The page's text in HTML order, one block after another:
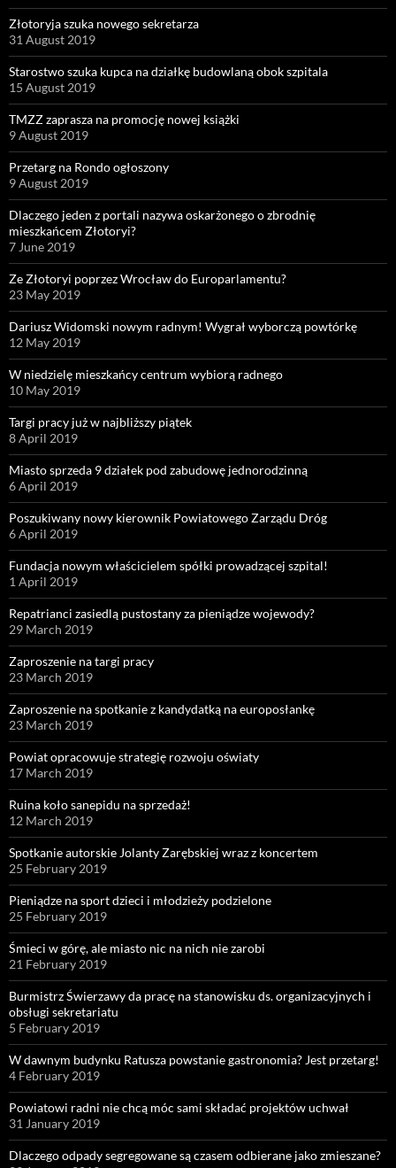
Złotoryja szuka nowego sekretarza
31 August 2019
Starostwo szuka kupca na działkę budowlaną obok szpitala
15 August 2019
TMZZ zaprasza na promocję nowej książki
9 August 2019
Przetarg na Rondo ogłoszony
9 August 2019
Dlaczego jeden z portali nazywa oskarżonego o zbrodnię
mieszkańcem Złotoryi?
7 June 2019
Ze Złotoryi poprzez Wrocław do Europarlamentu?
23 May 2019
Dariusz Widomski nowym radnym! Wygrał wyborczą powtórkę
12 May 2019
W niedzielę mieszkańcy centrum wybiorą radnego
10 May 2019
Targi pracy już w najbliższy piątek
8 April 2019
Miasto sprzeda 9 działek pod zabudowę jednorodzinną
6 April 2019
Poszukiwany nowy kierownik Powiatowego Zarządu Dróg
6 April 2019
Fundacja nowym właścicielem spółki prowadzącej szpital!
1 April 2019
Repatrianci zasiedlą pustostany za pieniądze wojewody?
29 March 2019
Zaproszenie na targi pracy
23 March 2019
Zaproszenie na spotkanie z kandydatką na europosłankę
23 March 2019
Powiat opracowuje strategię rozwoju oświaty
17 March 2019
Ruina koło sanepidu na sprzedaż!
12 March 2019
Spotkanie autorskie Jolanty Zarębskiej wraz z koncertem
25 February 2019
Pieniądze na sport dzieci i młodzieży podzielone
25 February 2019
Śmieci w górę, ale miasto nic na nich nie zarobi
21 February 2019
Burmistrz Świerzawy da pracę na stanowisku ds. organizacyjnych i
obsługi sekretariatu
5 February 2019
W dawnym budynku Ratusza powstanie gastronomia? Jest przetarg!
4 February 2019
Powiatowi radni nie chcą móc sami składać projektów uchwał
31 January 2019
Dlaczego odpady segregowane są czasem odbierane jako zmieszane?